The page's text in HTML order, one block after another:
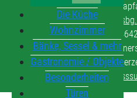
Die Küche
Wohnzimmer
Bänke, Sessel & mehr
Gastronomie / Objekte
Besonderheiten
Türen
Tischlerei Grabner • 5571
Lungau •
Öffnungszeiten: Montag -
Freitag 7 - 12 Uhr • oder
Kontakt•